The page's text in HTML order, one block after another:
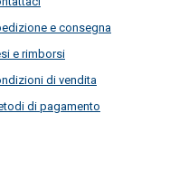
e consegna
e rimborsi
di vendita
di pagamento